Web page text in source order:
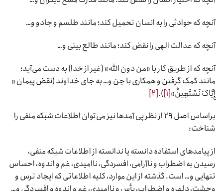
آنچه که حوادثی را به انسان تحمیل کند؛ مانند طلسم و جادو و…
آنچه که عدالت الهی را نقض کند؛ مانند طالع بینی و…
آنچه که از طریق کار با «من دون الله» (غیر از خدا) به دست می‌آید؛
مانند کمک گرفتن و همکاری با جن و… به جای خداوند (نقض پیمان «
إِیَّاکَ نَسْتَعِینُ»[۱] ).[۲]
براساس اصل ۲۹ از نظر پی آمدها نیز می‌توان اطلاعات شبکه منفی را
شناخت:
از پیامدهای استفاده دانسته یا ندانسته از اطلاعات شبکه منفی،
رسیدن به اضطراب و ناآرامی، افسردگی، ناامیدی، غم و اندوه، احساس
تنهایی و… است. گذشته از این موارد، کلیه اطلاعاتی که ایجاد ترس و